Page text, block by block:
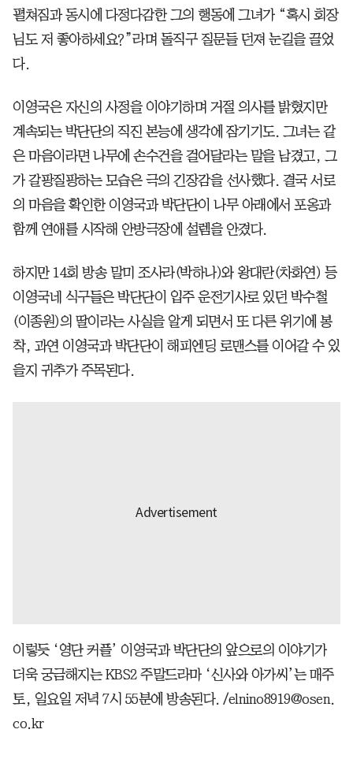
펼쳐짐과 동시에 다정다감한 그의 행동에 그녀가 “혹시 회장
님도 저 좋아하세요?”라며 돌직구 질문들 던져 눈길을 끌었
다.
이영국은 자신의 사정을 이야기하며 거절 의사를 밝혔지만
계속되는 박단단의 직진 본능에 생각에 잠기기도. 그녀는 같
은 마음이라면 나무에 손수건을 걸어달라는 말을 남겼고, 그
가 갈팡질팡하는 모습은 극의 긴장감을 선사했다. 결국 서로
의 마음을 확인한 이영국과 박단단이 나무 아래에서 포옹과
함께 연애를 시작해 안방극장에 설렘을 안겼다.
하지만 14회 방송 말미 조사라(박하나)와 왕대란(차화연) 등
이영국네 식구들은 박단단이 입주 운전기사로 있던 박수철
(이종원)의 딸이라는 사실을 알게 되면서 또 다른 위기에 봉
착, 과연 이영국과 박단단이 해피엔딩 로맨스를 이어갈 수 있
을지 귀추가 주목된다.
이렇듯 ‘영단 커플’ 이영국과 박단단의 앞으로의 이야기가
더욱 궁금해지는 KBS2 주말드라마 ‘신사와 아가씨’는 매주
토, 일요일 저녁 7시 55분에 방송된다. /elnino8919@osen.
co.kr